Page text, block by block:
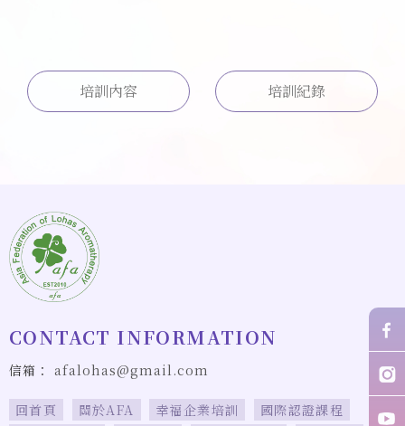
培訓內容 培訓紀錄
afalohas@gmail.com
回首頁 關於AFA 幸福企業培訓 國際認證課程